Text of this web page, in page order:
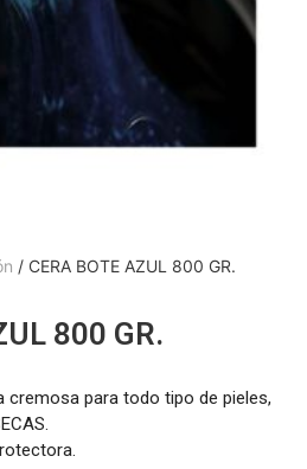
/ CERA BOTE AZUL 800 GR.
800 GR.
cremosa para todo tipo de pieles,